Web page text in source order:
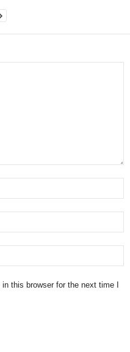
this browser for the next time I